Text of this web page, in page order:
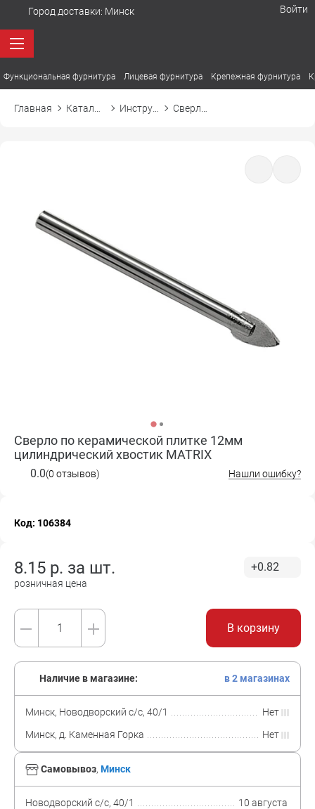
Город доставки: Минск Войти
Функциональная фурнитура Лицевая фурнитура Крепежная фурнитура
Главная
Сверло по керамической плитке 12мм
цилиндрический хвостик MATRIX
0.0(0 отзывов) Нашли ошибку?
Код: 106384
8.15 р. за шт.
розничная цена
+0.82
В корзину
Самовывоз, Минск
Новодворский с/с, 40/1
10 августа
Наличие в магазине: в 2 магазинах
Минск, Новодворский с/с, 40/1
Нет
Минск, д. Каменная Горка
Нет